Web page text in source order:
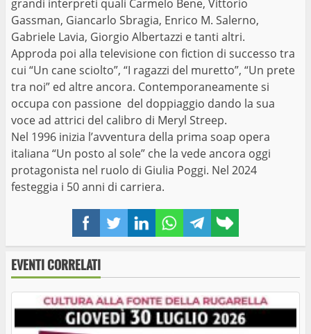
FacebookTwitterLinkedInWhatsAppTelegram
link
grandi interpreti quali Carmelo Bene, Vittorio
Gassman, Giancarlo Sbragia, Enrico M. Salerno,
Gabriele Lavia, Giorgio Albertazzi e tanti altri.
Approda poi alla televisione con ﬁction di successo tra
cui “Un cane sciolto”, “I ragazzi del muretto”, “Un prete
tra noi” ed altre ancora. Contemporaneamente si
occupa con passione del doppiaggio dando la sua
voce ad attrici del calibro di Meryl Streep.
Nel 1996 inizia l’avventura della prima soap opera
italiana “Un posto al sole” che la vede ancora oggi
protagonista nel ruolo di Giulia Poggi. Nel 2024
festeggia i 50 anni di carriera.
EVENTI CORRELATI